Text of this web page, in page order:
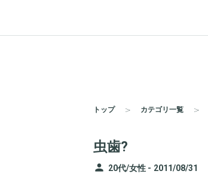
トップ カテゴリ一覧
虫歯?
person 20代/女性 - 2011/08/31